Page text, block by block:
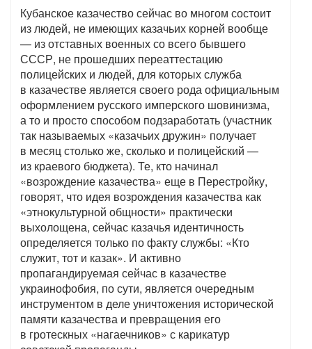
Кубанское казачество сейчас во многом состоит
из людей, не имеющих казачьих корней вообще
— из отставных военных со всего бывшего
СССР, не прошедших переаттестацию
полицейских и людей, для которых служба
в казачестве является своего рода официальным
оформлением русского имперского шовинизма,
а то и просто способом подзаработать (участник
так называемых «казачьих дружин» получает
в месяц столько же, сколько и полицейский —
из краевого бюджета). Те, кто начинал
«возрождение казачества» еще в Перестройку,
говорят, что идея возрождения казачества как
«этнокультурной общности» практически
выхолощена, сейчас казачья идентичность
определяется только по факту службы: «Кто
служит, тот и казак». И активно
пропагандируемая сейчас в казачестве
украинофобия, по сути, является очередным
инструментом в деле уничтожения исторической
памяти казачества и превращения его
в гротескных «нагаечников» с карикатур